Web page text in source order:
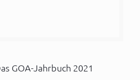
GOA-Jahrbuch 2021